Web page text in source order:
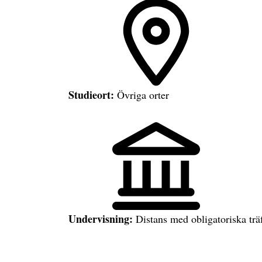
Studieort: Övriga orter
Undervisning: Distans med obligatoriska